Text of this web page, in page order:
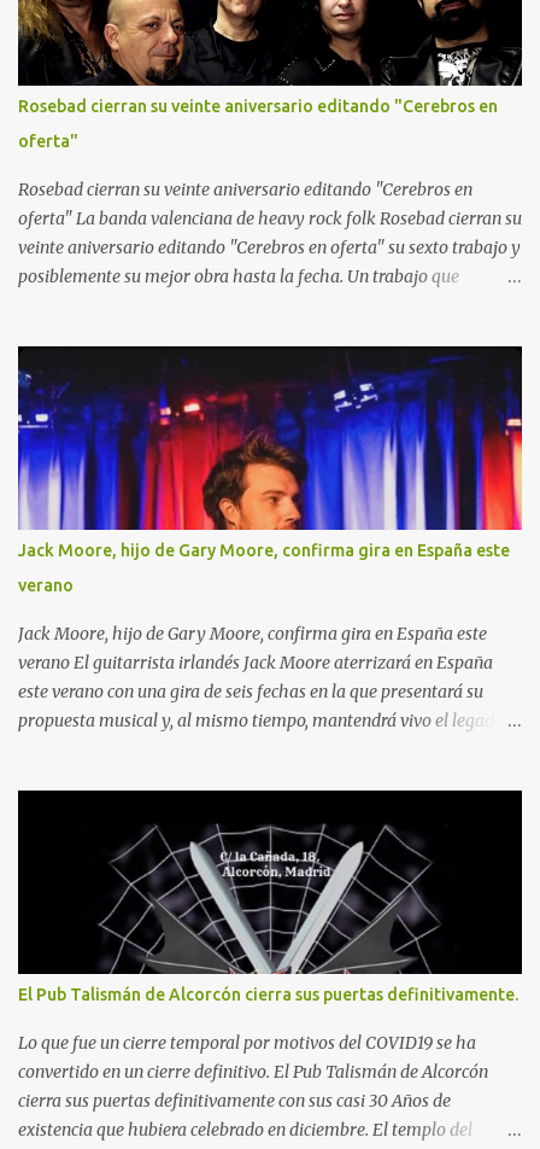
Rosebad cierran su veinte aniversario editando "Cerebros en
oferta"
Rosebad cierran su veinte aniversario editando "Cerebros en
oferta" La banda valenciana de heavy rock folk Rosebad cierran su
veinte aniversario editando "Cerebros en oferta" su sexto trabajo y
posiblemente su mejor obra hasta la fecha. Un trabajo que
actualidad, que van desde la guerra, a la inteligencia artificial
pasando por el amor, la cerveza y el buen rollo.
Jack Moore, hijo de Gary Moore, confirma gira en España este
verano
Jack Moore, hijo de Gary Moore, confirma gira en España este
verano El guitarrista irlandés Jack Moore aterrizará en España
este verano con una gira de seis fechas en la que presentará su
propuesta musical y, al mismo tiempo, mantendrá vivo el legado
El Pub Talismán de Alcorcón cierra sus puertas definitivamente.
Lo que fue un cierre temporal por motivos del COVID19 se ha
convertido en un cierre definitivo. El Pub Talismán de Alcorcón
cierra sus puertas definitivamente con sus casi 30 Años de
existencia que hubiera celebrado en diciembre. El templo del